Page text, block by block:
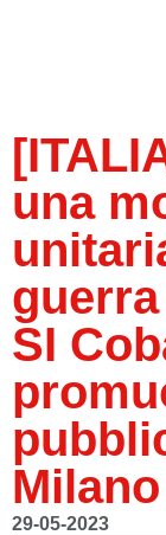
una
SI
Milano
29-05-2023